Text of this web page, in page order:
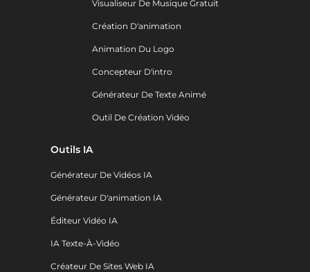
Visualiseur De Musique Gratuit
Création D'animation
Animation Du Logo
Concepteur D'intro
Générateur De Texte Animé
Outil De Création Vidéo
Outils IA
Générateur De Vidéos IA
Générateur D'animation IA
Éditeur Vidéo IA
IA Texte-À-Vidéo
Créateur De Sites Web IA